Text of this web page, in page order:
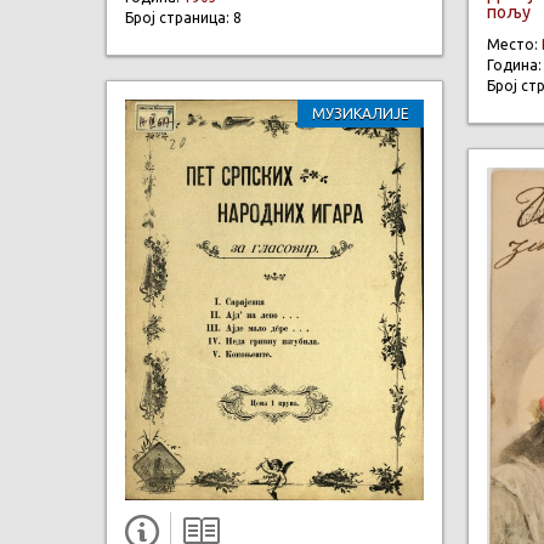
Број страница: 8
МУЗИКАЛИЈЕ
пољу
Место:
Година:
Број